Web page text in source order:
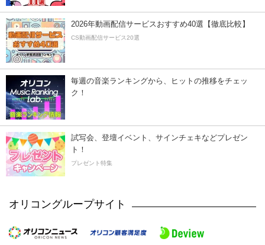
2026年動画配信サービスおすすめ40選【徹底比較】
CS動画配信サービス20選
毎週の音楽ランキングから、ヒットの推移をチェッ
ク！
試写会、登壇イベント、サインチェキなどプレゼン
ト！
プレゼント特集
オリコングループサイト